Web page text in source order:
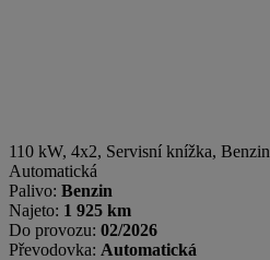
110 kW, 4x2, Servisní knížka, Benzin
Automatická
Palivo: Benzin
Najeto: 1 925 km
Do provozu: 02/2026
Převodovka: Automatická